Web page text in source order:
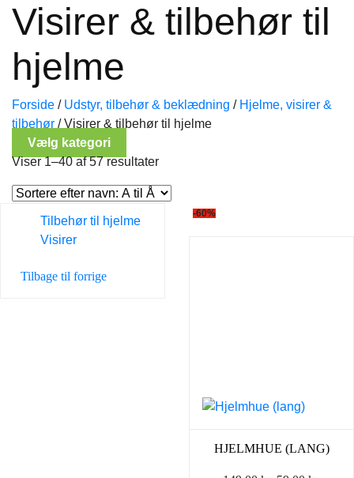
Visirer & tilbehør til
hjelme
Forside / Udstyr, tilbehør & beklædning / Hjelme, visirer &
tilbehør /Visirer & tilbehør til hjelme
Vælg kategori
Viser 1–40 af 57 resultater
Tilbehør til hjelme
Visirer
Tilbage til forrige
-60%
HJELMHUE (LANG)